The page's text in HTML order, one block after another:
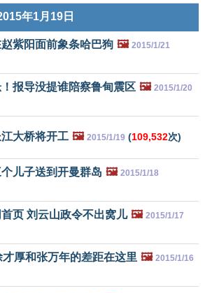
年1月19日
紫阳面前象条哈巴狗 🖼️ 2015/1/21
报导没提谁陪察鲁甸震区 🖼️ 2015/1/20
大桥将开工 🖼️ 2015/1/19 (109,532次)
儿子送到开曼群岛 🖼️ 2015/1/18
页 刘云山政令不出窝儿 🖼️ 2015/1/17
厚和张万年的差距在这里 🖼️ 2015/1/16